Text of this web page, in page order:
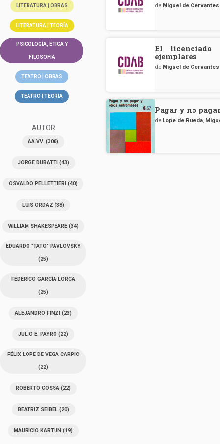
LITERATURA | OBRAS
LITERATURA | TEORÍA
PSICOLOGÍA, ÉTICA Y
FILOSOFÍA
TEATRO | OBRAS
TEATRO | TEORÍA
AUTOR
AA.VV. (300)
JORGE DUBATTI(43)
OSVALDO PELLETTIERI (40)
LUIS ORDAZ (38)
WILLIAM SHAKESPEARE(34)
EDUARDO "TATO" PAVLOVSKY
(25)
FEDERICO GARCÍA LORCA
(25)
ALEJANDRO FINZI (23)
JULIO E. PAYRÓ (22)
FÉLIX LOPE DE VEGA CARPIO
(22)
ROBERTO COSSA (22)
BEATRIZ SEIBEL(20)
MAURICIO KARTUN (19)
de Miguel de Cervantes
El licenciado
ejemplares
de Miguel de Cervantes
Pagar y no
de Lope de Rueda,